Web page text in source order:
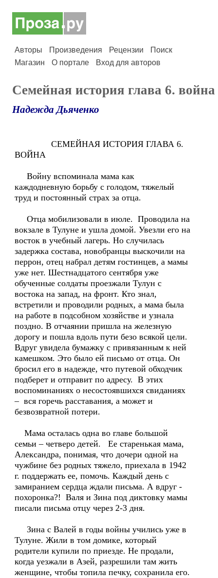
Авторы Произведения Рецензии
Поиск
Магазин
О портале Вход для авторов
Семейная история глава 6. война
Надежда Дьяченко
СЕМЕЙНАЯ ИСТОРИЯ ГЛАВА 6.
ВОЙНА
Войну вспоминала мама как
каждодневную борьбу с голодом, тяжелый
труд и постоянный страх за отца.
Отца мобилизовали в июле. Проводила на
вокзале в Тулуне и ушла домой. Увезли его на
восток в учебный лагерь. Но случилась
задержка состава, новобранцы выскочили на
перрон, отец набрал детям гостинцев, а мамы
уже нет. Шестнадцатого сентября уже
обученные солдаты проезжали Тулун с
востока на запад, на фронт. Кто знал,
встретили и проводили родных, а мама была
на работе в подсобном хозяйстве и узнала
поздно. В отчаянии пришла на железную
дорогу и пошла вдоль пути безо всякой цели.
Вдруг увидела бумажку с привязанным к ней
камешком. Это было ей письмо от отца. Он
бросил его в надежде, что путевой обходчик
подберет и отправит по адресу. В этих
воспоминаниях о несостоявшихся свиданиях
– вся горечь расставания, а может и
безвозвратной потери.
Мама осталась одна во главе большой
семьи – четверо детей. Ее старенькая мама,
Александра, понимая, что дочери одной на
чужбине без родных тяжело, приехала в 1942
г. поддержать ее, помочь. Каждый день с
замиранием сердца ждали письма. А вдруг -
похоронка?! Валя и Зина под диктовку мамы
писали письма отцу через 2-3 дня.
Зина с Валей в годы войны учились уже в
Тулуне. Жили в том домике, который
родители купили по приезде. Не продали,
когда уезжали в Азей, разрешили там жить
женщине, чтобы топила печку, сохранила его.